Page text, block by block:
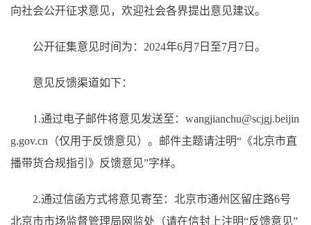
向社会公开征求意见，欢迎社会各界提出意见建议。
公开征集意见时间为：2024年6月7日至7月7日。
意见反馈渠道如下：
1.通过电子邮件将意见发送至：wangjianchu@scjgj.beijin
g.gov.cn（仅用于反馈意见）。邮件主题请注明“《北京市直
播带货合规指引》反馈意见”字样。
2.通过信函方式将意见寄至：北京市通州区留庄路6号
北京市市场监督管理局网监处（请在信封上注明“反馈意见”